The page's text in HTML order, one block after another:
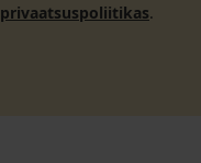
privaatsuspoliitikas.